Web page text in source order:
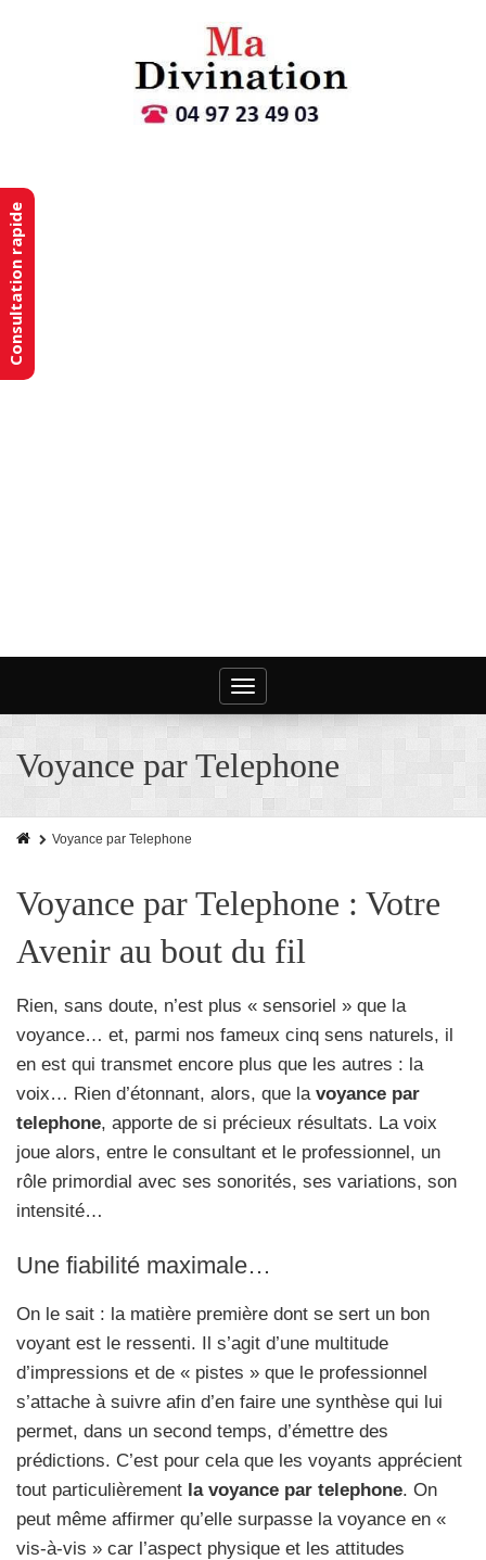
Toggle
navigation
Voyance par Telephone
Voyance par Telephone
Voyance par Telephone : Votre
Avenir au bout du fil
Rien, sans doute, n’est plus « sensoriel » que la
voyance… et, parmi nos fameux cinq sens naturels, il
en est qui transmet encore plus que les autres : la
voix… Rien d’étonnant, alors, que la voyance par
telephone, apporte de si précieux résultats. La voix
joue alors, entre le consultant et le professionnel, un
rôle primordial avec ses sonorités, ses variations, son
intensité…
Une fiabilité maximale…
On le sait : la matière première dont se sert un bon
voyant est le ressenti. Il s’agit d’une multitude
d’impressions et de « pistes » que le professionnel
s’attache à suivre afin d’en faire une synthèse qui lui
permet, dans un second temps, d’émettre des
prédictions. C’est pour cela que les voyants apprécient
tout particulièrement la voyance par telephone. On
peut même affirmer qu’elle surpasse la voyance en «
vis-à-vis » car l’aspect physique et les attitudes
Consultation rapide